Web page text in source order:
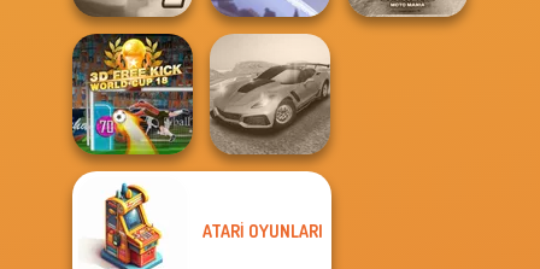
Ultimate Flying
Car 2
Ski Jump
Challenge
3D Free Kick
World Cup 18
Madness Driver
ATARI OYUNLARI